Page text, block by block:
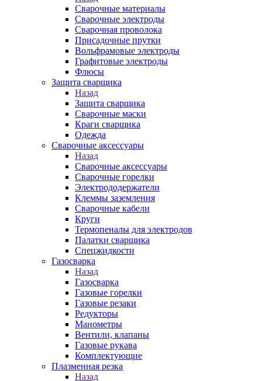
Сварочные материалы
Сварочные электроды
Сварочная проволока
Присадочные прутки
Вольфрамовые электроды
Графитовые электроды
Флюсы
Защита сварщика
Назад
Защита сварщика
Сварочные маски
Краги сварщика
Одежда
Сварочные аксессуары
Назад
Сварочные аксессуары
Сварочные горелки
Электрододержатели
Клеммы заземления
Сварочные кабели
Круги
Термопеналы для электродов
Палатки сварщика
Спецжидкости
Газосварка
Назад
Газосварка
Газовые горелки
Газовые резаки
Редукторы
Манометры
Вентили, клапаны
Газовые рукава
Комплектующие
Плазменная резка
Назад